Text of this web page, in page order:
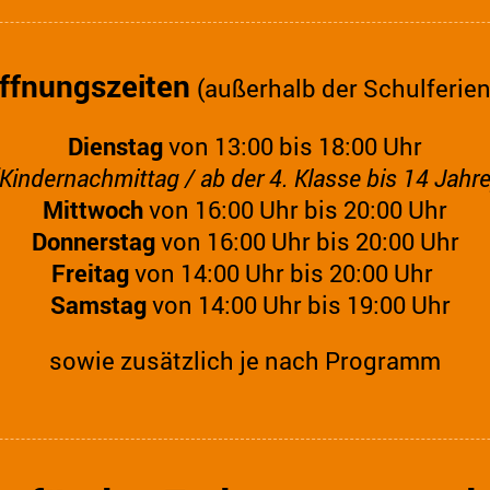
(außerhalb der Schulferien
Dienstagvon 13:00 bis 18:00 Uhr
/ ab der 4. Klasse bis 14
Mittwochvon 16:00 Uhr bis 20:00 Uhr
Donnerstagvon 16:00 Uhr bis 20:00 Uhr
Freitagvon 14:00 Uhr bis 20:00 Uhr
Samstagvon 14:00 Uhr bis 19:00 Uhr
sowie zusätzlich je nach Programm